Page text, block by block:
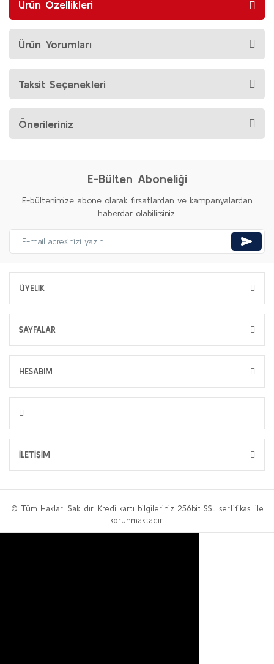
Ürün Özellikleri
Ürün Yorumları
Taksit Seçenekleri
Önerileriniz
E-Bülten Aboneliği
E-bültenimize abone olarak fırsatlardan ve kampanyalardan
haberdar olabilirsiniz.
ÜYELİK
SAYFALAR
HESABIM
İLETİŞİM
© Tüm Hakları Saklıdır. Kredi kartı bilgileriniz 256bit SSL sertifikası ile
korunmaktadır.